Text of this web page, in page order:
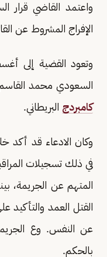
واعتمد القاضي قرار
الإفراج المشروط عن القاتل بعد
السعودي محمد القاسم
كامبردج البريطاني.
وكان الادعاء قد أكد
في ذلك تسجيلات
المتهم عن الجريمة،
القتل العمد والتأكيد
عن النفس. وع
بالحكم.